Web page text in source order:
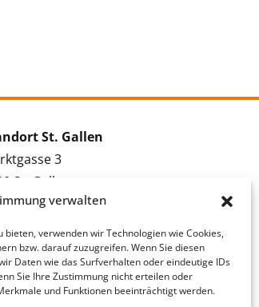
verwalten
verwenden wir Technologien wie Cookies,
bzw. darauf zuzugreifen. Wenn Sie diesen
Daten wie das Surfverhalten oder eindeutige IDs
Sie Ihre Zustimmung nicht erteilen oder
und Funktionen beeinträchtigt werden.
St. Gallen
3
St. Gallen
071 228 09 09
St. Gallen
St. Gallen
St. Gallen